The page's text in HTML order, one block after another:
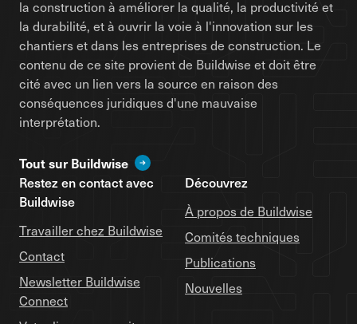
la construction à améliorer la qualité, la productivité et
la durabilité, et à ouvrir la voie à l'innovation sur les
chantiers et dans les entreprises de construction. Le
contenu de ce site provient de Buildwise et doit être
cité avec un lien vers la source en raison des
conséquences juridiques d'une mauvaise
interprétation.
Tout sur Buildwise
Restez en contact avec
Buildwise
Travailler chez Buildwise
Contact
Newsletter Buildwise
Connect
Découvrez
À propos de Buildwise
Comités techniques
Publications
Nouvelles